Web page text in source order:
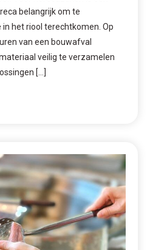
belangrijk om te
het riool terechtkomen. Op
van een bouwafval
veilig te verzamelen
[…]